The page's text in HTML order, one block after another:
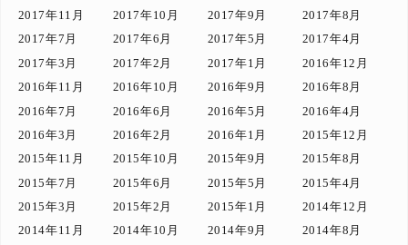
2017年11月
2017年10月 2017年9月
2017年8月
2017年7月
2017年6月 2017年5月
2017年4月
2017年3月
2017年2月 2017年1月
2016年12月
2016年11月
2016年10月 2016年9月
2016年8月
2016年7月
2016年6月 2016年5月
2016年4月
2016年3月
2016年2月 2016年1月
2015年12月
2015年11月
2015年10月 2015年9月
2015年8月
2015年7月
2015年6月 2015年5月
2015年4月
2015年3月
2015年2月 2015年1月
2014年12月
2014年11月
2014年10月 2014年9月
2014年8月